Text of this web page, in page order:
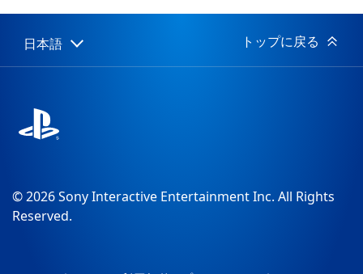
日:
Select
a
Current
region:
日本語 トップに戻る
© 2026 Sony Interactive Entertainment Inc. All Rights
Reserved.